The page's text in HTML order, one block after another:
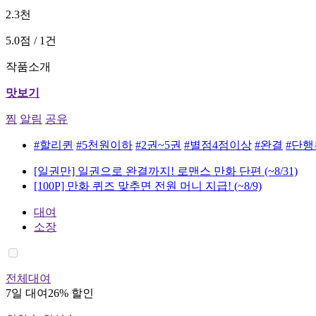
2.3천
5.0점 / 1건
작품소개
맛보기
찜 알림 공유
#할리퀸 #5천원이하 #2권~5권 #별점4점이상 #완결 #단행
[일권만] 일권으로 완결까지! 로맨스 만화 단편 (~8/31)
[100P] 만화 퀴즈 맞추면 전원 머니 지급! (~8/9)
대여
소장
전체대여
7일 대여 26% 할인